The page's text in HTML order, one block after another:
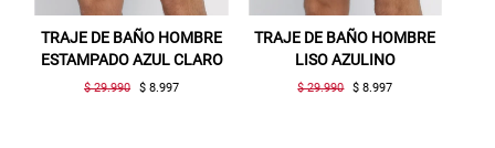
TRAJE DE BAÑO HOMBRE
ESTAMPADO AZUL CLARO
$ 29.990 $ 8.997
TRAJE DE BAÑO HOMBRE
LISO AZULINO
$ 29.990 $ 8.997